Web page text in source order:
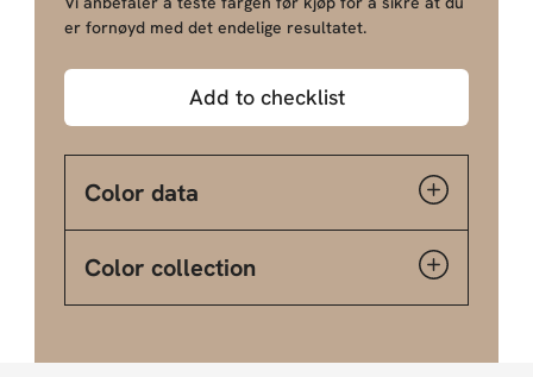
er fornøyd med det endelige resultatet.
Add to checklist
Color data
Color collection